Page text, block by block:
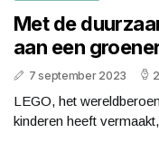
Met de
aan een
7 september 2023
LEGO, het
kinderen heeft